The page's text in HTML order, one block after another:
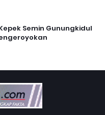
Semin Gunungkidul